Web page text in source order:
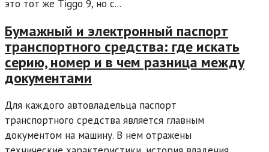
это тот же Tiggo 9, но с...
Бумажный и электронный паспорт
транспортного средства: где искать
серию, номер и в чем разница между
документами
Для каждого автовладельца паспорт
транспортного средства является главным
документом на машину. В нем отражены